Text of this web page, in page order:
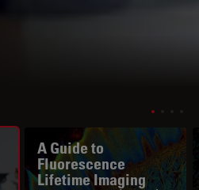
A Guide to
Fluorescence
Lifetime Imaging